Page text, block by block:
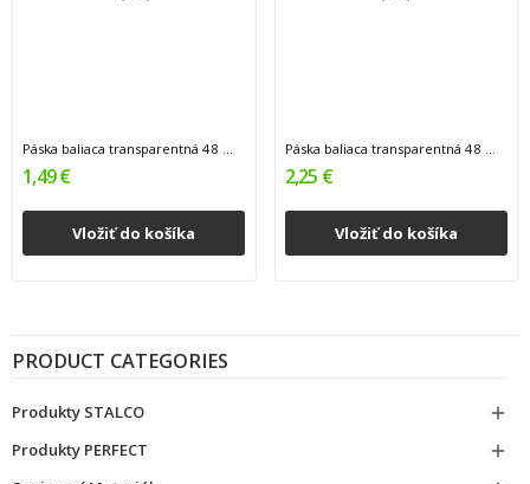
PRODUCT CATEGORIES
Produkty STALCO

Produkty PERFECT

1,49 €
Vložiť do košíka
2,25 €
Vložiť do košíka